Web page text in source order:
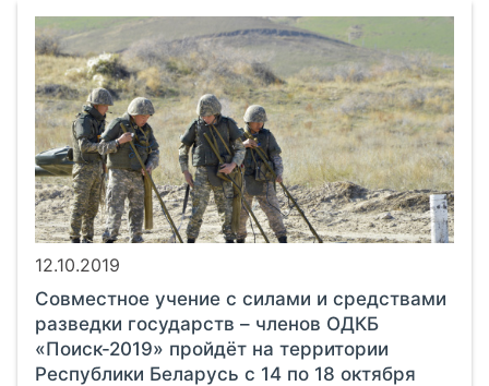
12.10.2019
Совместное учение с силами и средствами
разведки государств – членов ОДКБ
«Поиск-2019» пройдёт на территории
Республики Беларусь с 14 по 18 октября